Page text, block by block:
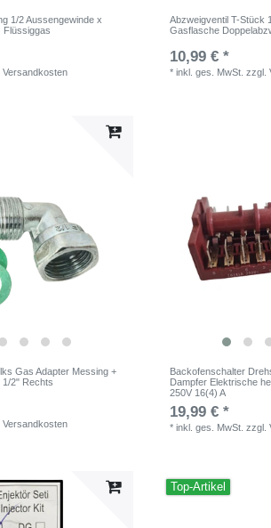
1/2 Aussengewinde x
Flüssiggas
Versandkosten
Abzweigventil T-Stück
Gasflasche
10,99 € *
*inkl. ges. MwSt. zzgl.
Gas Adapter Messing +
1/2" Rechts
Versandkosten
Backofenschalter
Dampfer Elektrische
250V 16(4) A
19,99 € *
*inkl. ges. MwSt. zzgl.
Top-Artikel